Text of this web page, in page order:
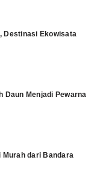
Destinasi Ekowisata
Daun Menjadi Pewarna
dari Bandara